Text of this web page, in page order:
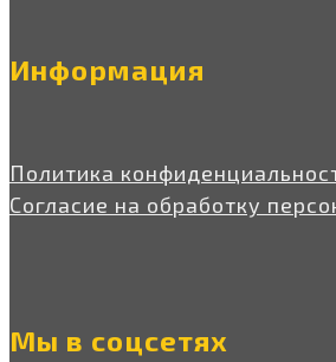
Информация
Политика
Согласие на обработку
Мы в соцсетях